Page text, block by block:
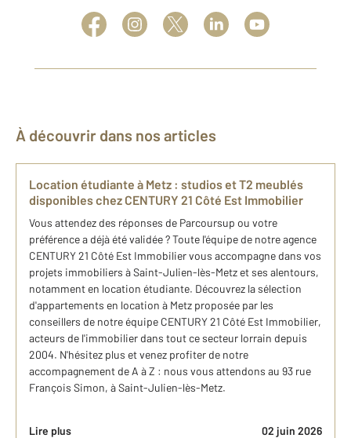
À découvrir dans nos articles
Location étudiante à Metz : studios et T2 meublés
disponibles chez CENTURY 21 Côté Est Immobilier
Vous attendez des réponses de Parcoursup ou votre
préférence a déjà été validée ? Toute l'équipe de notre agence
CENTURY 21 Côté Est Immobilier vous accompagne dans vos
projets immobiliers à Saint-Julien-lès-Metz et ses alentours,
notamment en location étudiante. Découvrez la sélection
d'appartements en location à Metz proposée par les
conseillers de notre équipe CENTURY 21 Côté Est Immobilier,
acteurs de l'immobilier dans tout ce secteur lorrain depuis
2004. N'hésitez plus et venez profiter de notre
accompagnement de A à Z : nous vous attendons au 93 rue
François Simon, à Saint-Julien-lès-Metz.
Lire plus 02 juin 2026